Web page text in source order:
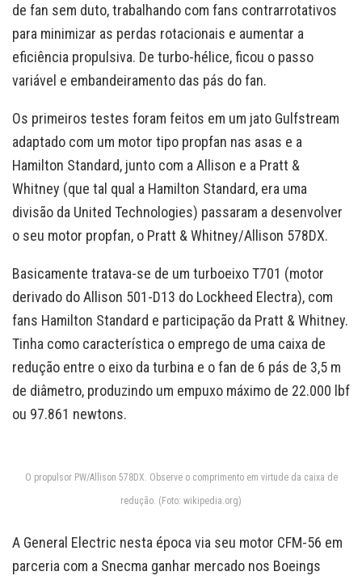
de fan sem duto, trabalhando com fans contrarrotativos
para minimizar as perdas rotacionais e aumentar a
eficiência propulsiva. De turbo-hélice, ficou o passo
variável e embandeiramento das pás do fan.
Os primeiros testes foram feitos em um jato Gulfstream
adaptado com um motor tipo propfan nas asas e a
Hamilton Standard, junto com a Allison e a Pratt &
Whitney (que tal qual a Hamilton Standard, era uma
divisão da United Technologies) passaram a desenvolver
o seu motor propfan, o Pratt & Whitney/Allison 578DX.
Basicamente tratava-se de um turboeixo T701 (motor
derivado do Allison 501-D13 do Lockheed Electra), com
fans Hamilton Standard e participação da Pratt & Whitney.
Tinha como característica o emprego de uma caixa de
redução entre o eixo da turbina e o fan de 6 pás de 3,5 m
de diâmetro, produzindo um empuxo máximo de 22.000 lbf
ou 97.861 newtons.
O propulsor PW/Allison 578DX. Observe o comprimento em virtude da caixa de
redução. (Foto: wikipedia.org)
A General Electric nesta época via seu motor CFM-56 em
parceria com a Snecma ganhar mercado nos Boeings